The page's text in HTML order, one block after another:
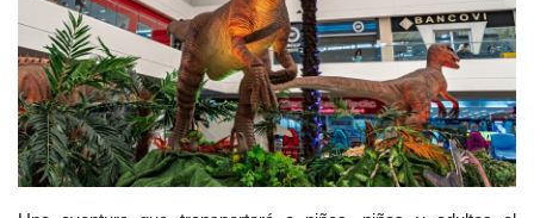
Cine y TV
Videos virales
Tecnología